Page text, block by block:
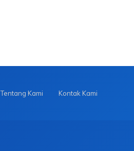
Tentang Kami Kontak Kami